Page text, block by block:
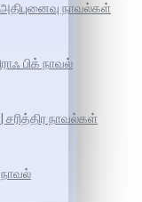
நாவல்கள்
பிக் நாவல்
சரித்திர நாவல்கள்